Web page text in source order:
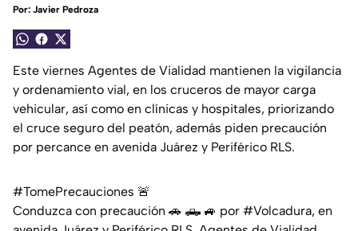
Por: Javier Pedroza
Este viernes Agentes de Vialidad mantienen la vigilancia
y ordenamiento vial, en los cruceros de mayor carga
vehicular, así como en clínicas y hospitales, priorizando
el cruce seguro del peatón, además piden precaución
por percance en avenida Juárez y Periférico RLS.
#TomePrecauciones 🚨
Conduzca con precaución 🚗 🛻 🚙 por #Volcadura, en